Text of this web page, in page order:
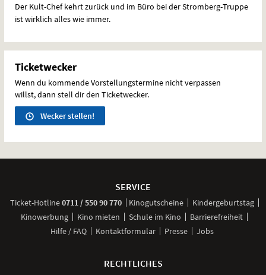
Der Kult-Chef kehrt zurück und im Büro bei der Stromberg-Truppe
ist wirklich alles wie immer.
Ticketwecker
Wenn du kommende Vorstellungstermine nicht verpassen
willst, dann stell dir den Ticketwecker.
Wecker stellen!
SERVICE
Ticket-Hotline0711 / 550 90 770anrufen
Kinogutscheine
Kindergeburtstag
Kinowerbung
Kino mieten Schule im Kino
Barrierefreiheit
Hilfe / FAQ
Kontaktformular Presse Jobs
RECHTLICHES